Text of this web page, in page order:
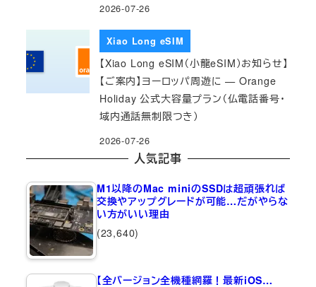
2026-07-26
Xiao Long eSIM
【Xiao Long eSIM（小龍eSIM）お知らせ】
【ご案内】ヨーロッパ周遊に — Orange
Holiday 公式大容量プラン（仏電話番号・
域内通話無制限つき）
2026-07-26
人気記事
M1以降のMac miniのSSDは超頑張れば
交換やアップグレードが可能…だがやらな
い方がいい理由
(23,640)
【全バージョン全機種網羅！最新iOS…